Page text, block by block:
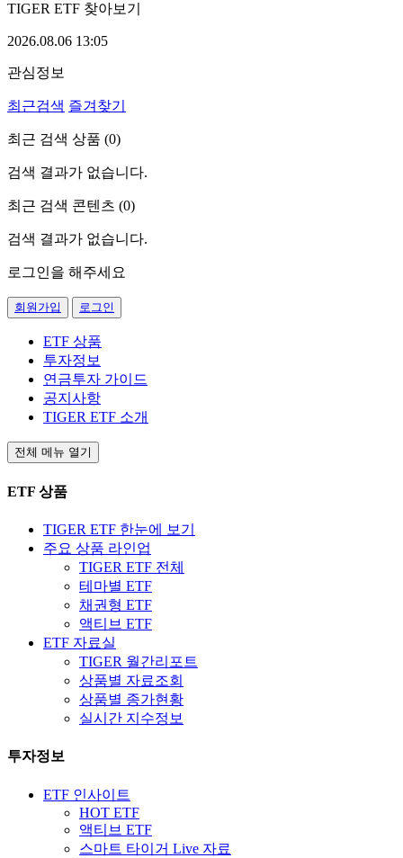
TIGER ETF 찾아보기
2026.08.06 13:05
관심정보
최근검색 즐겨찾기
최근 검색 상품 (0)
검색 결과가 없습니다.
최근 검색 콘텐츠 (0)
검색 결과가 없습니다.
로그인을 해주세요
회원가입 로그인
ETF 상품
투자정보
연금투자 가이드
공지사항
TIGER ETF 소개
전체 메뉴 열기
ETF 상품
TIGER ETF 한눈에 보기
주요 상품 라인업
TIGER ETF 전체
테마별 ETF
채권형 ETF
액티브 ETF
ETF 자료실
TIGER 월간리포트
상품별 자료조회
상품별 종가현황
실시간 지수정보
투자정보
ETF 인사이트
HOT ETF
액티브 ETF
스마트 타이거 Live 자료